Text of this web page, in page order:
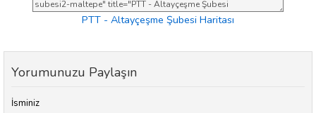
PTT - Altayçeşme Şubesi Haritası
Yorumunuzu Paylaşın
İsminiz